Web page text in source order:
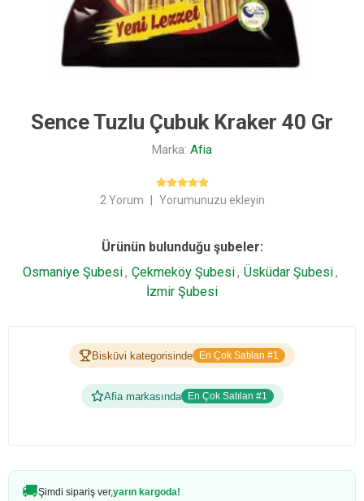
Sence Tuzlu Çubuk Kraker 40 Gr
Marka: Afia
2 Yorum Yorumunuzu ekleyin
Ürünün bulunduğu şubeler:
Osmaniye Şubesi, Çekmeköy Şubesi, Üsküdar Şubesi,
İzmir Şubesi
Bisküvi kategorisinde En Çok Satılan #1
Afia markasında En Çok Satılan #1
🚚Şimdi sipariş ver,yarın kargoda!